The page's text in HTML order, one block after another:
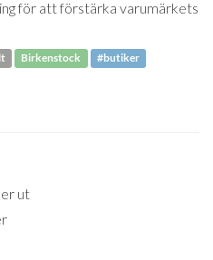
för att förstärka varumärkets
Birkenstock #butiker
ut